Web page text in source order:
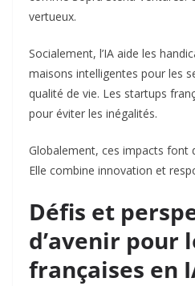
vertueux.
Socialement, l’IA aide les
maisons intelligentes pour les
qualité de vie. Les startups
pour éviter les inégalités.
Globalement, ces impacts font
Elle combine innovation et
Défis et
d’avenir pour
françaises en